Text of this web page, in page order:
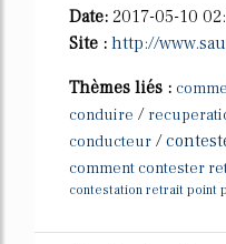
Date: 2017-05-10
Site : http://
Thèmes liés :
conduire /
conducteur /
comment contester
contestation retrait point